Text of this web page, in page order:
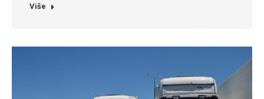
Više